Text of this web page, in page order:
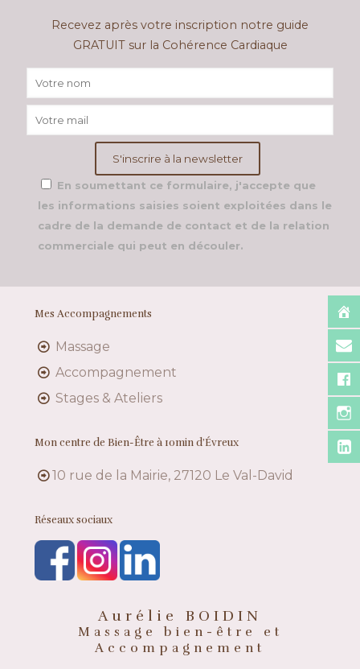
Recevez après votre inscription notre guide
GRATUIT sur la Cohérence Cardiaque
En soumettant ce formulaire, j'accepte que
les informations saisies soient exploitées dans le
cadre de la demande de contact et de la relation
commerciale qui peut en découler.
Mes Accompagnements
Massage
Accompagnement
Stages & Ateliers
Mon centre de Bien-Être à 10min d’Évreux
10 rue de la Mairie, 27120 Le Val-David
Réseaux sociaux
Aurélie BOIDIN
Massage bien-être et
Accompagnement